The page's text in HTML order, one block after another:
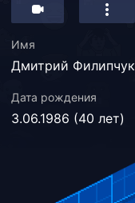
Имя
Дмитрий Филипчук
Дата рождения
3.06.1986 (40 лет)